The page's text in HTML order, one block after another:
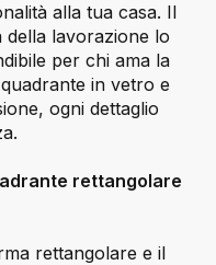
alla tua casa. Il
della lavorazione lo
per chi ama la
in vetro e
ogni dettaglio
rettangolare
rettangolare e il